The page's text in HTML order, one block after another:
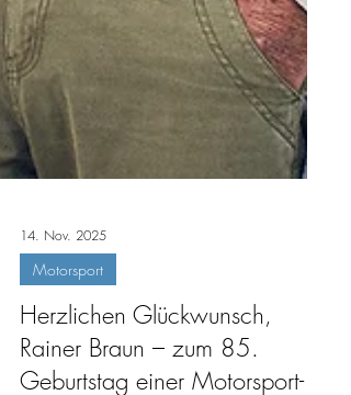
14. Nov. 2025
Motorsport
Herzlichen Glückwunsch,